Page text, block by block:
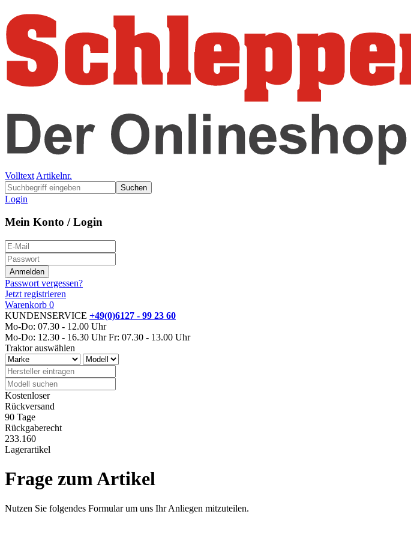
Volltext Artikelnr.
Suchen
Login
Mein Konto / Login
Passwort vergessen?
Jetzt registrieren
Warenkorb 0
KUNDENSERVICE +49(0)6127 - 99 23 60
Mo-Do: 07.30 - 12.00 Uhr
Mo-Do: 12.30 - 16.30 Uhr Fr: 07.30 - 13.00 Uhr
Traktor auswählen
Kostenloser
Rückversand
90 Tage
Rückgaberecht
233.160
Lagerartikel
Frage zum Artikel
Nutzen Sie folgendes Formular um uns Ihr Anliegen mitzuteilen.